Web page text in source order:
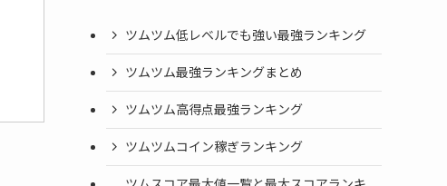
ツムツム低レベルでも強い最強ランキング
ツムツム最強ランキングまとめ
ツムツム高得点最強ランキング
ツムツムコイン稼ぎランキング